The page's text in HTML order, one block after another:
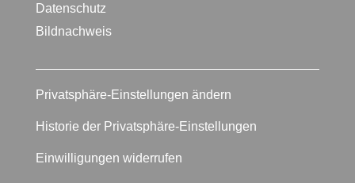
Datenschutz
Bildnachweis
Privatsphäre-Einstellungen ändern
Historie der Privatsphäre-Einstellungen
Einwilligungen widerrufen